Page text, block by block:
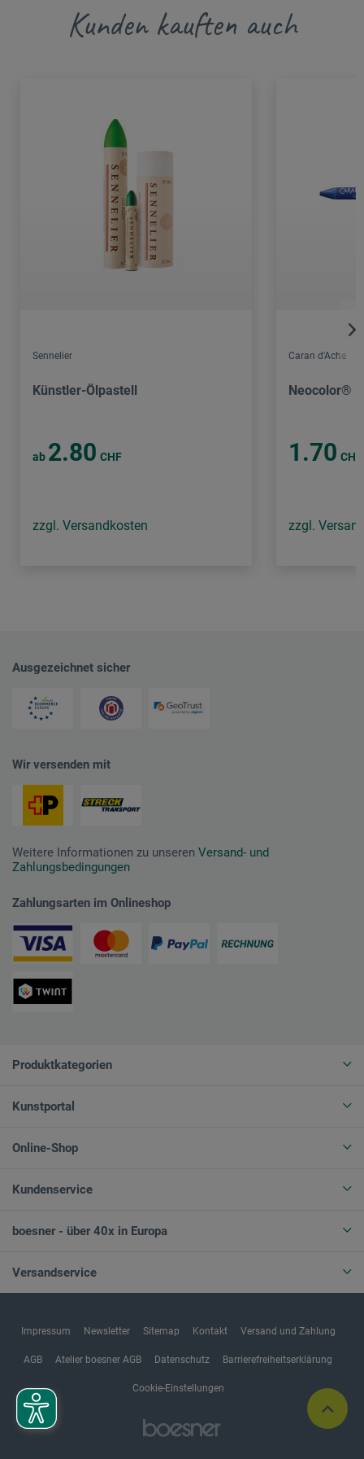
Kunden kauften auch
Sennelier
Künstler-Ölpastell
ab 2.80 CHF
zzgl. Versandkosten
Caran d'Ache
Neocolor® I
1.70 CHF
zzgl.
Ausgezeichnet sicher
Wir versenden mit
Weitere Informationen zu unseren Versand- und
Zahlungsbedingungen
Zahlungsarten im Onlineshop
Produktkategorien
Kunstportal
Online-Shop
Kundenservice
boesner - über 40x in Europa
Versandservice
Impressum Newsletter Sitemap Kontakt Versand und Zahlung
AGB Atelier boesner AGB Datenschutz Barrierefreiheitserklärung
Cookie-Einstellungen